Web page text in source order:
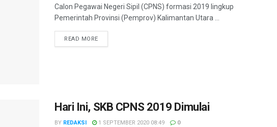
Calon Pegawai Negeri Sipil (CPNS) formasi 2019 lingkup
Pemerintah Provinsi (Pemprov) Kalimantan Utara ...
READ MOREDETAILS
Hari Ini, SKB CPNS 2019 Dimulai
BY REDAKSI 1 SEPTEMBER 2020 08:49 0